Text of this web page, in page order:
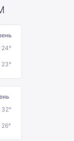
24°
23°
32°
26°